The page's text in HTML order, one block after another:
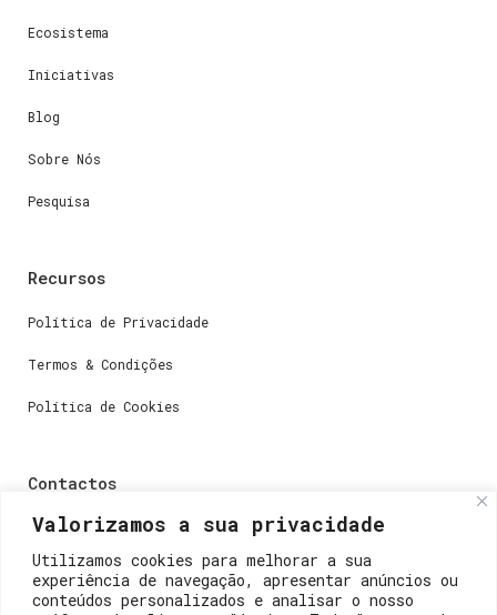
Valorizamos a sua privacidade
Utilizamos cookies para melhorar a sua
experiência de navegação, apresentar anúncios ou
conteúdos personalizados e analisar o nosso
Ecosistema
Iniciativas
Blog
Sobre Nós
Pesquisa
Recursos
Política de Privacidade
Termos & Condições
Política de Cookies
Contactos
Dúvidas ou perguntas envie-nos um e-mail para
Dúvidas de registro ou suporte, envie um e-mail para
support@lisboainnovation.com